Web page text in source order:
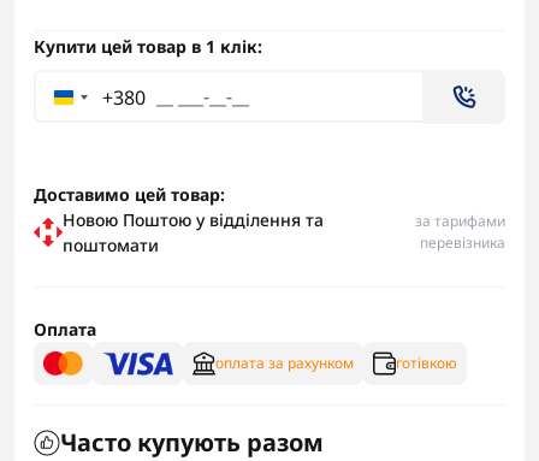
Купити цей товар в 1 клік:
+380
Доставимо цей товар:
Новою Поштою у відділення та
поштомати
за тарифами
перевізника
Оплата
оплата за рахунком готівкою
Часто купують разом